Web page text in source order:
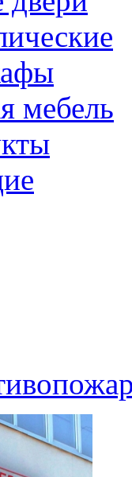
мебель